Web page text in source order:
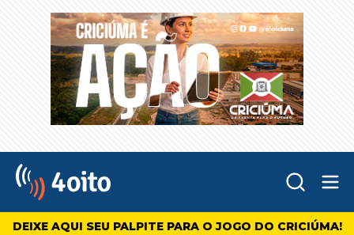
4oito
DEIXE AQUI SEU PALPITE PARA O JOGO DO CRICIÚMA!